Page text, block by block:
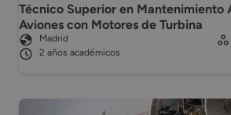
Técnico Superior en Mantenimiento
Aviones con Motores de Turbina
Madrid
2 años académicos